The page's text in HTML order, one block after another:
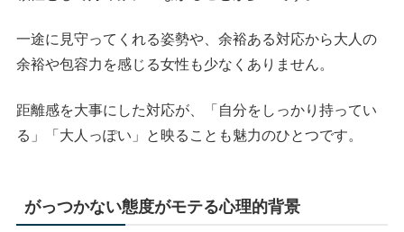
一途に見守ってくれる姿勢や、余裕ある対応から大人の
余裕や包容力を感じる女性も少なくありません。
距離感を大事にした対応が、「自分をしっかり持ってい
る」「大人っぽい」と映ることも魅力のひとつです。
がっつかない態度がモテる心理的背景